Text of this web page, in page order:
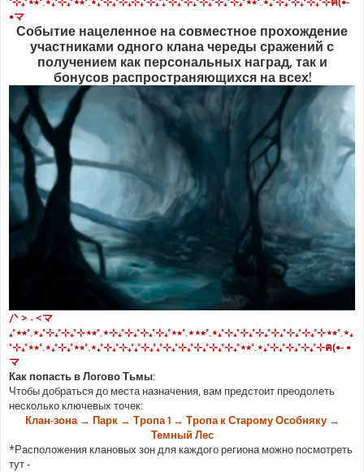
•マ
Событие нацеленное на совместное прохождение
участниками одного клана череды сражений с
получением как персональных наград, так и
бонусов распространяющихся на всех!
/ᐠ > ˕ <マ
₊˚⋆⭒˚.⋆₊˚⊹₊˚⊹₊˚⊹⋆⭒˚.⋆⊹₊˚⊹₊˚⊹₊˚⊹₊˚⋆⭒˚.⋆⋆⭒˚.⋆₊˚⊹₊˚⊹₊˚⊹₊˚⊹₊˚⊹₊˚⊹₊˚⊹⋆⭒˚.⋆₊
˚⊹₊˚⋆⭒˚.⋆₊˚⊹₊˚⋆⭒˚.⋆₊˚⊹₊˚⊹₊˚₊˚⊹₊˚₊˚⊹₊˚⊹₊˚⊹₊˚⊹₊˚⊹₊˚⋆⭒˚.⋆₊˚⊹₊˚⊹₊˚⊹₊˚⊹ฅ(•- •
マ
Как попасть в Логово Тьмы:
Чтобы добраться до места назначения, вам предстоит преодолеть
несколько ключевых точек:
Клан-зона → Парк → Тропа 1 → Тропа к Старому Особняку →
Темный Лес
*Расположения клановых зон для каждого региона можно посмотреть
тут -